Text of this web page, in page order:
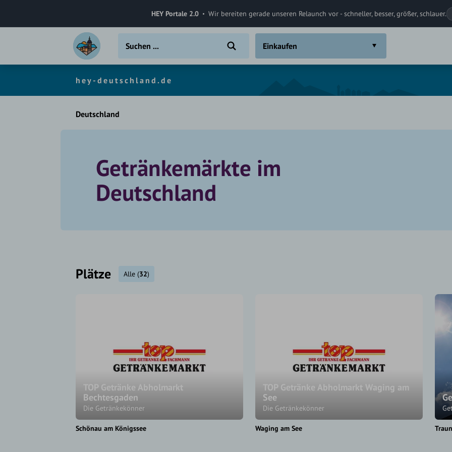
HEY Portale 2.0 Wir bereiten gerade unseren Relaunch vor - schneller, besser, größer, schlauer.
hey-deutschland.de
Einkaufen
Deutschland
Getränkemärkte im
Deutschland
Plätze Alle (32)
TOP Getränke Abholmarkt
Bechtesgaden
Die Getränkekönner
Schönau am Königssee
TOP Getränke Abholmarkt Waging am
See
Die Getränkekönner
Waging am See